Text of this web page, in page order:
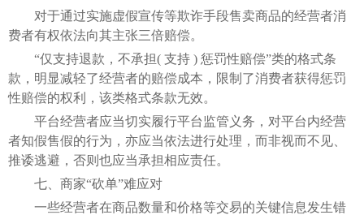
对于通过实施虚假宣传等欺诈手段售卖商品的经营者消
费者有权依法向其主张三倍赔偿。
“仅支持退款，不承担( 支持 ) 惩罚性赔偿”类的格式条
款，明显减轻了经营者的赔偿成本，限制了消费者获得惩罚
性赔偿的权利，该类格式条款无效。
平台经营者应当切实履行平台监管义务，对平台内经营
者知假售假的行为，亦应当依法进行处理，而非视而不见、
推诿逃避，否则也应当承担相应责任。
七、商家“砍单”难应对
一些经营者在商品数量和价格等交易的关键信息发生错